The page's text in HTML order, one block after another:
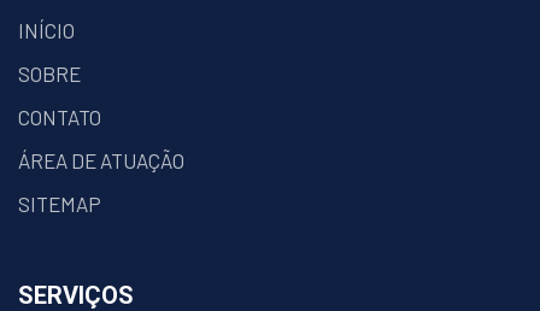
INÍCIO
SOBRE
CONTATO
ÁREA DE ATUAÇÃO
SITEMAP
SERVIÇOS